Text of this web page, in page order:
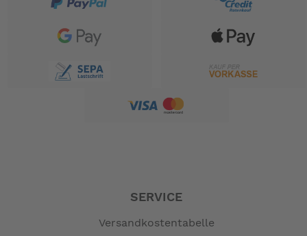
SERVICE
Versandkostentabelle